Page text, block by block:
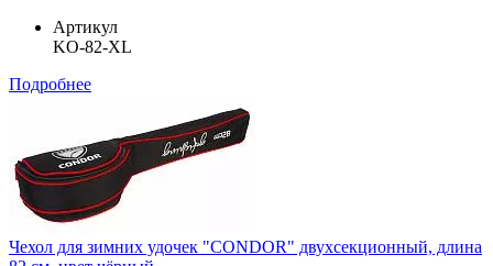
Артикул
KO-82-XL
Подробнее
Чехол для зимних удочек "CONDOR" двухсекционный, длина